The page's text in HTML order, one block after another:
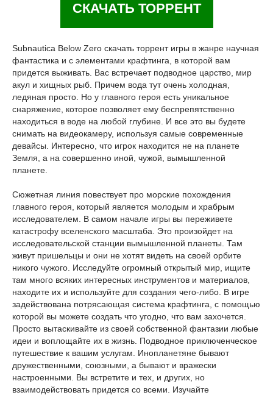
СКАЧАТЬ ТОРРЕНТ
Subnautica Below Zero скачать торрент игры в жанре научная
фантастика и с элементами крафтинга, в которой вам
придется выживать. Вас встречает подводное царство, мир
акул и хищных рыб. Причем вода тут очень холодная,
ледяная просто. Но у главного героя есть уникальное
снаряжение, которое позволяет ему беспрепятственно
находиться в воде на любой глубине. И все это вы будете
снимать на видеокамеру, используя самые современные
девайсы. Интересно, что игрок находится не на планете
Земля, а на совершенно иной, чужой, вымышленной
планете.
Сюжетная линия повествует про морские похождения
главного героя, который является молодым и храбрым
исследователем. В самом начале игры вы переживете
катастрофу вселенского масштаба. Это произойдет на
исследовательской станции вымышленной планеты. Там
живут пришельцы и они не хотят видеть на своей орбите
никого чужого. Исследуйте огромный открытый мир, ищите
там много всяких интересных инструментов и материалов,
находите их и используйте для создания чего-либо. В игре
задействована потрясающая система крафтинга, с помощью
которой вы можете создать что угодно, что вам захочется.
Просто вытаскивайте из своей собственной фантазии любые
идеи и воплощайте их в жизнь. Подводное приключенческое
путешествие к вашим услугам. Инопланетяне бывают
дружественными, союзными, а бывают и вражески
настроенными. Вы встретите и тех, и других, но
взаимодействовать придется со всеми. Изучайте